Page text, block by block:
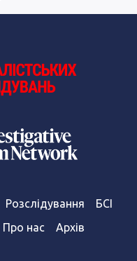
Розслідування
БСІ
Про нас Архів